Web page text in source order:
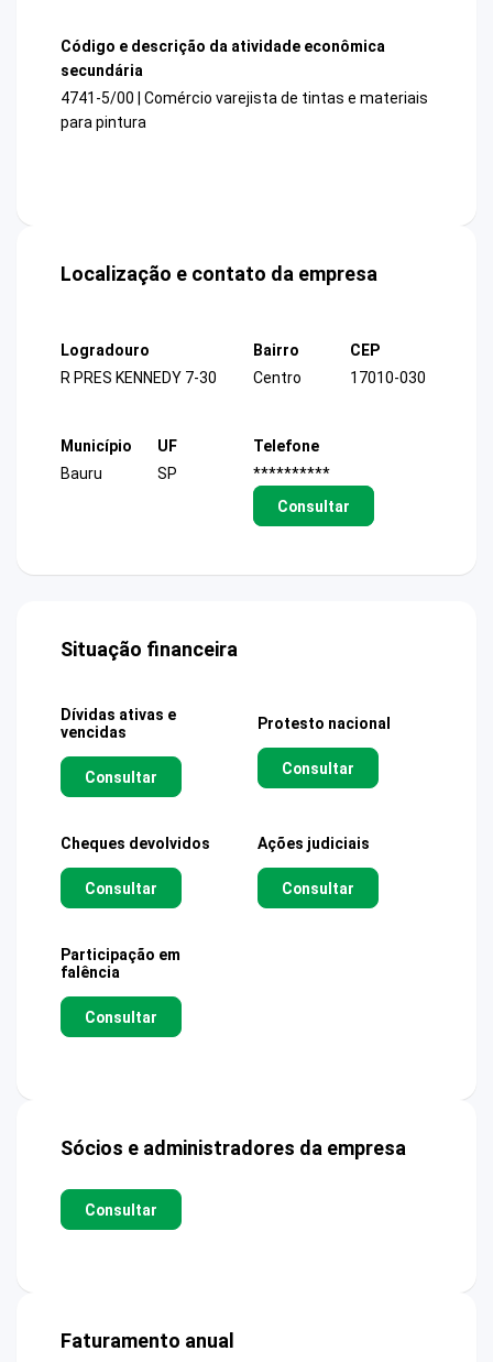
Código e descrição da atividade econômica
secundária
4741-5/00 | Comércio varejista de tintas e materiais
para pintura
Localização e contato da empresa
Logradouro
R PRES KENNEDY 7-30
Bairro
Centro
CEP
17010-030
Município
Bauru
UF
SP
Telefone
**********
Consultar
Situação financeira
Dívidas ativas e
vencidas
Consultar
Protesto nacional
Consultar
Cheques devolvidos
Consultar
Ações judiciais
Consultar
Participação em
falência
Consultar
Sócios e administradores da empresa
Consultar
Faturamento anual